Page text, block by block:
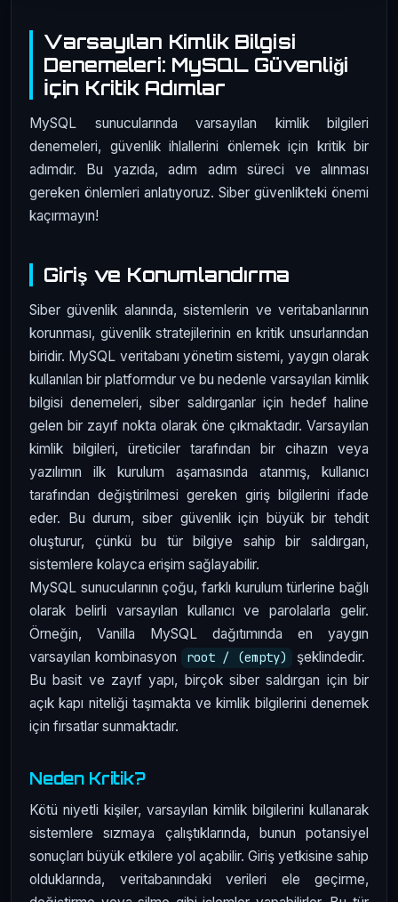
Varsayılan Kimlik Bilgisi
Denemeleri: MySQL Güvenliği
İçin Kritik Adımlar
MySQL sunucularında varsayılan kimlik bilgileri
denemeleri, güvenlik ihlallerini önlemek için kritik bir
adımdır. Bu yazıda, adım adım süreci ve alınması
gereken önlemleri anlatıyoruz. Siber güvenlikteki önemi
kaçırmayın!
Giriş ve Konumlandırma
Siber güvenlik alanında, sistemlerin ve veritabanlarının
korunması, güvenlik stratejilerinin en kritik unsurlarından
biridir. MySQL veritabanı yönetim sistemi, yaygın olarak
kullanılan bir platformdur ve bu nedenle varsayılan kimlik
bilgisi denemeleri, siber saldırganlar için hedef haline
gelen bir zayıf nokta olarak öne çıkmaktadır. Varsayılan
kimlik bilgileri, üreticiler tarafından bir cihazın veya
yazılımın ilk kurulum aşamasında atanmış, kullanıcı
tarafından değiştirilmesi gereken giriş bilgilerini ifade
eder. Bu durum, siber güvenlik için büyük bir tehdit
oluşturur, çünkü bu tür bilgiye sahip bir saldırgan,
sistemlere kolayca erişim sağlayabilir.
MySQL sunucularının çoğu, farklı kurulum türlerine bağlı
olarak belirli varsayılan kullanıcı ve parolalarla gelir.
Örneğin, Vanilla MySQL dağıtımında en yaygın
varsayılan kombinasyon
root / (empty)
şeklindedir.
Bu basit ve zayıf yapı, birçok siber saldırgan için bir
açık kapı niteliği taşımakta ve kimlik bilgilerini denemek
için fırsatlar sunmaktadır.
Neden Kritik?
Kötü niyetli kişiler, varsayılan kimlik bilgilerini kullanarak
sistemlere sızmaya çalıştıklarında, bunun potansiyel
sonuçları büyük etkilere yol açabilir. Giriş yetkisine sahip
olduklarında, veritabanındaki verileri ele geçirme,